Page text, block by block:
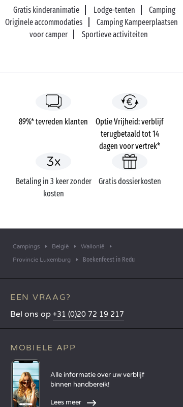
Gratis kinderanimatie Lodge-tenten
Camping
Originele accommodaties
Camping Kampeerplaatsen
voor camper
Sportieve activiteiten
89%* tevreden klanten
Optie Vrijheid: verblijf
terugbetaald tot 14
dagen voor vertrek*
Betaling in 3 keer zonder
kosten
Gratis dossierkosten
Campings België
Wallonië
Provincie Luxemburg
Boekenfeest in Redu
EEN VRAAG?
Bel ons op +31 (0)20 72 19 217
MOBIELE APP
Alle informatie over uw verblijf
binnen handbereik!
Lees meer